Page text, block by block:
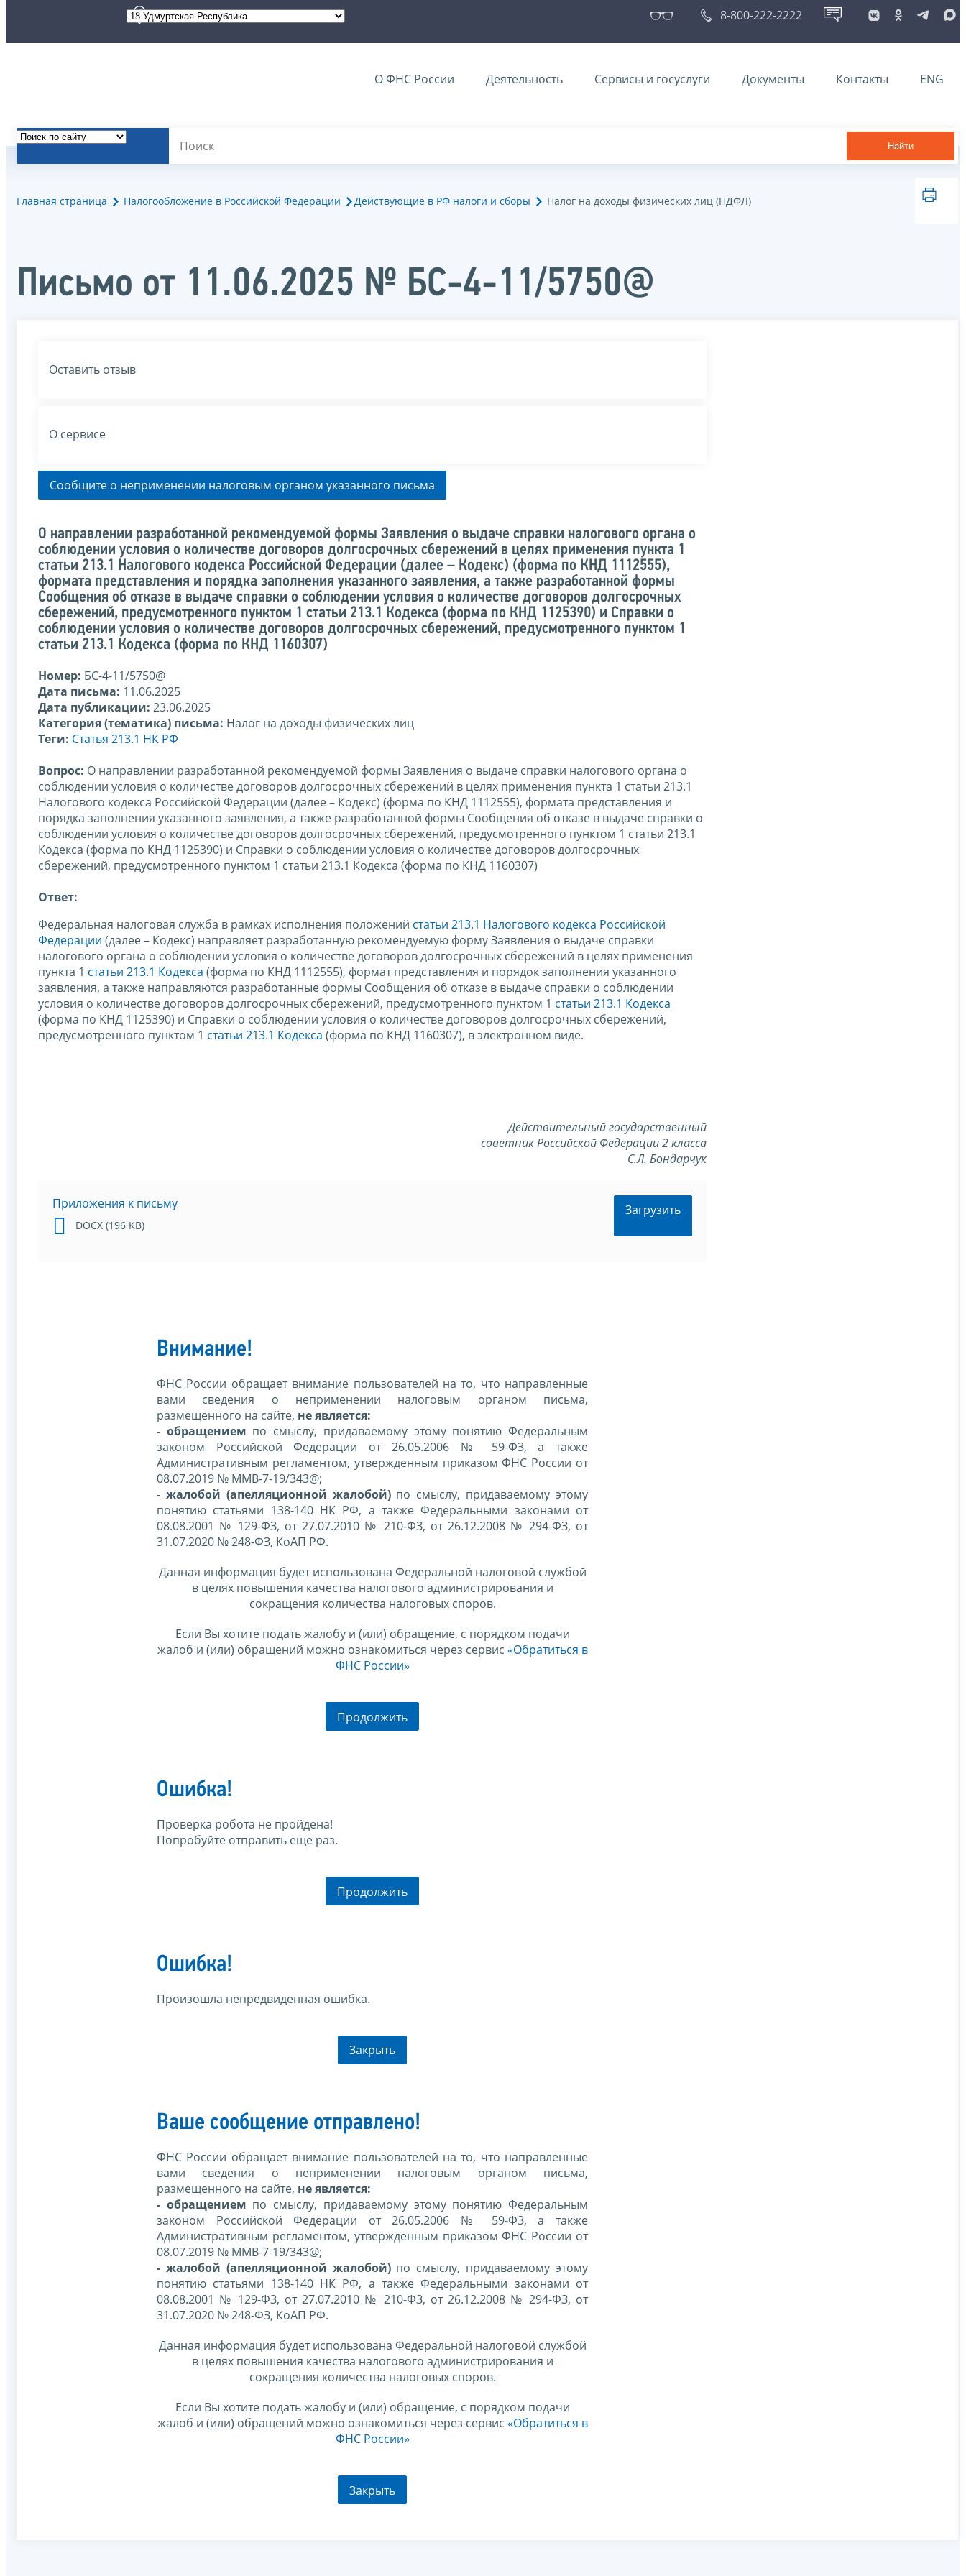
8-800-222-2222
О ФНС России Деятельность Сервисы и госуслуги Документы Контакты ENG
Найти
Главная страница Налогообложение в Российской Федерации Действующие в РФ налоги и сборы Налог на доходы физических лиц (НДФЛ)
Письмо от 11.06.2025 № БС-4-11/5750@
Оставить отзыв
О сервисе
Сообщите о неприменении налоговым органом указанного письма
О направлении разработанной рекомендуемой формы Заявления о выдаче справки налогового органа о
соблюдении условия о количестве договоров долгосрочных сбережений в целях применения пункта 1
статьи 213.1 Налогового кодекса Российской Федерации (далее – Кодекс) (форма по КНД 1112555),
формата представления и порядка заполнения указанного заявления, а также разработанной формы
Сообщения об отказе в выдаче справки о соблюдении условия о количестве договоров долгосрочных
сбережений, предусмотренного пунктом 1 статьи 213.1 Кодекса (форма по КНД 1125390) и Справки о
соблюдении условия о количестве договоров долгосрочных сбережений, предусмотренного пунктом 1
статьи 213.1 Кодекса (форма по КНД 1160307)
Номер: БС-4-11/5750@
Дата письма: 11.06.2025
Дата публикации: 23.06.2025
Категория (тематика) письма: Налог на доходы физических лиц
Теги: Статья 213.1 НК РФ
Вопрос: О направлении разработанной рекомендуемой формы Заявления о выдаче справки налогового органа о
соблюдении условия о количестве договоров долгосрочных сбережений в целях применения пункта 1 статьи 213.1
Налогового кодекса Российской Федерации (далее – Кодекс) (форма по КНД 1112555), формата представления и
порядка заполнения указанного заявления, а также разработанной формы Сообщения об отказе в выдаче справки о
соблюдении условия о количестве договоров долгосрочных сбережений, предусмотренного пунктом 1 статьи 213.1
Кодекса (форма по КНД 1125390) и Справки о соблюдении условия о количестве договоров долгосрочных
сбережений, предусмотренного пунктом 1 статьи 213.1 Кодекса (форма по КНД 1160307)
Ответ:
Федеральная налоговая служба в рамках исполнения положений статьи 213.1 Налогового кодекса Российской
Федерации (далее – Кодекс) направляет разработанную рекомендуемую форму Заявления о выдаче справки
налогового органа о соблюдении условия о количестве договоров долгосрочных сбережений в целях применения
пункта 1 статьи 213.1 Кодекса (форма по КНД 1112555), формат представления и порядок заполнения указанного
заявления, а также направляются разработанные формы Сообщения об отказе в выдаче справки о соблюдении
условия о количестве договоров долгосрочных сбережений, предусмотренного пунктом 1 статьи 213.1 Кодекса
(форма по КНД 1125390) и Справки о соблюдении условия о количестве договоров долгосрочных сбережений,
предусмотренного пунктом 1 статьи 213.1 Кодекса (форма по КНД 1160307), в электронном виде.
Действительный государственный
советник Российской Федерации 2 класса
С.Л. Бондарчук
Приложения к письму
DOCX (196 KB)
Загрузить
Внимание!
ФНС России обращает внимание пользователей на то, что направленные
вами сведения о неприменении налоговым органом письма,
размещенного на сайте, не является:
- обращением по смыслу, придаваемому этому понятию Федеральным
законом Российской Федерации от 26.05.2006 № 59-ФЗ, а также
Административным регламентом, утвержденным приказом ФНС России от
08.07.2019 № ММВ-7-19/343@;
- жалобой (апелляционной жалобой)по смыслу, придаваемому этому
понятию статьями 138-140 НК РФ, а также Федеральными законами от
08.08.2001 № 129-ФЗ, от 27.07.2010 № 210-ФЗ, от 26.12.2008 № 294-ФЗ, от
31.07.2020 № 248-ФЗ, КоАП РФ.
Данная информация будет использована Федеральной налоговой службой
в целях повышения качества налогового администрирования и
сокращения количества налоговых споров.
Если Вы хотите подать жалобу и (или) обращение, с порядком подачи
жалоб и (или) обращений можно ознакомиться через сервис «Обратиться в
ФНС России»
Продолжить
Ошибка!
Проверка робота не пройдена!
Попробуйте отправить еще раз.
Продолжить
Ошибка!
Произошла непредвиденная ошибка.
Закрыть
Ваше сообщение отправлено!
ФНС России обращает внимание пользователей на то, что направленные
вами сведения о неприменении налоговым органом письма,
размещенного на сайте, не является:
- обращением по смыслу, придаваемому этому понятию Федеральным
законом Российской Федерации от 26.05.2006 № 59-ФЗ, а также
Административным регламентом, утвержденным приказом ФНС России от
08.07.2019 № ММВ-7-19/343@;
- жалобой (апелляционной жалобой)по смыслу, придаваемому этому
понятию статьями 138-140 НК РФ, а также Федеральными законами от
08.08.2001 № 129-ФЗ, от 27.07.2010 № 210-ФЗ, от 26.12.2008 № 294-ФЗ, от
31.07.2020 № 248-ФЗ, КоАП РФ.
Данная информация будет использована Федеральной налоговой службой
в целях повышения качества налогового администрирования и
сокращения количества налоговых споров.
Если Вы хотите подать жалобу и (или) обращение, с порядком подачи
жалоб и (или) обращений можно ознакомиться через сервис «Обратиться в
ФНС России»
Закрыть